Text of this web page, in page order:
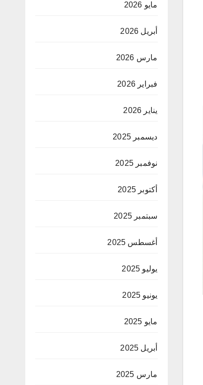
مايو 2026
أبريل 2026
مارس 2026
فبراير 2026
يناير 2026
ديسمبر 2025
نوفمبر 2025
أكتوبر 2025
سبتمبر 2025
أغسطس 2025
يوليو 2025
يونيو 2025
مايو 2025
أبريل 2025
مارس 2025